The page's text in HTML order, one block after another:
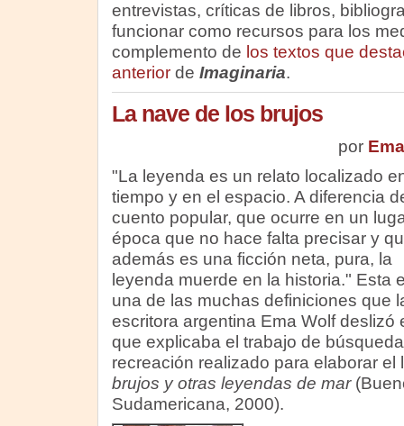
entrevistas, críticas de libros,
funcionar como recursos para los
complemento de los textos que
anteriorde Imaginaria.
La nave de los brujos
por
"La leyenda es un relato localizado
tiempo y en el espacio. A diferencia
cuento popular, que ocurre en un
época que no hace falta precisar y
además es una ficción neta, pura, la
leyenda muerde en la historia." Esta
una de las muchas definiciones que
escritora argentina Ema Wolf deslizó
que explicaba el trabajo de
recreación realizado para elaborar el
brujos y otras leyendas de mar
Sudamericana, 2000).